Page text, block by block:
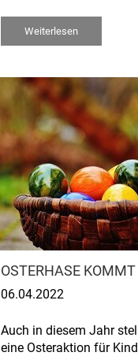
Weiterlesen
OSTERHASE
06.04.2022
Auch in diesem Jahr
eine Osteraktion für